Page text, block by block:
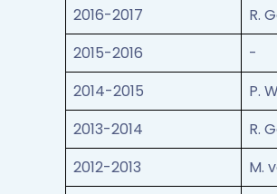
2016-2017
R.
2015-2016
-
2014-2015
P.
2013-2014
R.
2012-2013
M.